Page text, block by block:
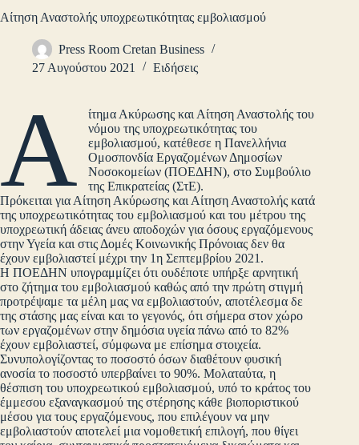
Αίτηση Αναστολής υποχρεωτικότητας εμβολιασμού
Press Room Cretan Business
27 Αυγούστου 2021
Ειδήσεις
Α
ίτημα Ακύρωσης και Αίτηση Αναστολής του
νόμου της υποχρεωτικότητας του
εμβολιασμού, κατέθεσε η Πανελλήνια
Ομοσπονδία Εργαζομένων Δημοσίων
Νοσοκομείων (ΠΟΕΔΗΝ), στο Συμβούλιο
της Επικρατείας (ΣτΕ).
Πρόκειται για Αίτηση Ακύρωσης και Αίτηση Αναστολής κατά
της υποχρεωτικότητας του εμβολιασμού και του μέτρου της
υποχρεωτική άδειας άνευ αποδοχών για όσους εργαζόμενους
στην Υγεία και στις Δομές Κοινωνικής Πρόνοιας δεν θα
έχουν εμβολιαστεί μέχρι την 1η Σεπτεμβρίου 2021.
Η ΠΟΕΔΗΝ υπογραμμίζει ότι ουδέποτε υπήρξε αρνητική
στο ζήτημα του εμβολιασμού καθώς από την πρώτη στιγμή
προτρέψαμε τα μέλη μας να εμβολιαστούν, αποτέλεσμα δε
της στάσης μας είναι και το γεγονός, ότι σήμερα στον χώρο
των εργαζομένων στην δημόσια υγεία πάνω από το 82%
έχουν εμβολιαστεί, σύμφωνα με επίσημα στοιχεία.
Συνυπολογίζοντας το ποσοστό όσων διαθέτουν φυσική
ανοσία το ποσοστό υπερβαίνει το 90%. Μολαταύτα, η
θέσπιση του υποχρεωτικού εμβολιασμού, υπό το κράτος του
έμμεσου εξαναγκασμού της στέρησης κάθε βιοποριστικού
μέσου για τους εργαζόμενους, που επιλέγουν να μην
εμβολιαστούν αποτελεί μια νομοθετική επιλογή, που θίγει